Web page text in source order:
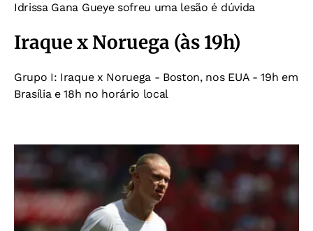
Idrissa Gana Gueye sofreu uma lesão é dúvida
Iraque x Noruega (às 19h)
Grupo I: Iraque x Noruega - Boston, nos EUA - 19h em
Brasília e 18h no horário local